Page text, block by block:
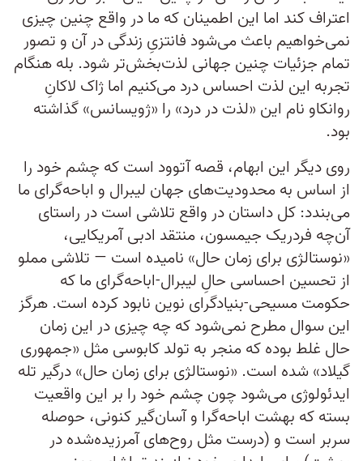
اعتراف کند اما این اطمینان که ما در واقع چنین چیزی
نمی‌خواهیم باعث می‌شود فانتزیِ زندگی در آن و تصور
تمام جزئیات چنین جهانی لذت‌بخش‌تر شود. بله هنگام
تجربه این لذت احساس درد می‌کنیم اما ژاک لاکانِ
روانکاو نام این «لذت در درد» را «ژویسانس» گذاشته
بود.
روی دیگر این ابهام، قصه آتوود است که چشم خود را
از اساس به محدودیت‌های جهان لیبرال و اباحه‌گرای ما
می‌بندد: کل داستان در واقع تلاشی است در راستای
آن‌چه فردریک جیمسون، منتقد ادبی آمریکایی،
«نوستالژی برای زمان حال» نامیده است — تلاشی مملو
از تحسین احساسی حالِ لیبرال-اباحه‌گرای ما که
حکومت مسیحی-بنیادگرای نوین نابود کرده است. هرگز
این سوال مطرح نمی‌شود که چه چیزی در این زمان
حال غلط بوده که منجر به تولد کابوسی مثل «جمهوری
گیلاد» شده است. «نوستالژی برای زمان حال» درگیر تله
ایدئولوژی می‌شود چون چشم خود را بر این واقعیت
بسته که بهشت اباحه‌گرا و آسان‌گیر کنونی، حوصله
سر‌بر است و (درست مثل روح‌های آمرزیده‌شده در